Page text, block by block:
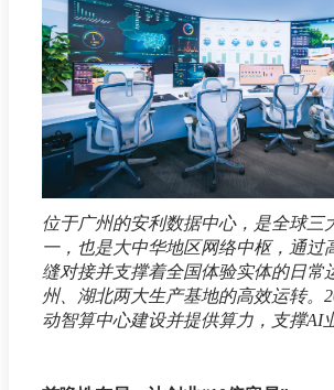
位于广州的安利数据中心，是全球三
一，也是大中华地区网络中枢，通过
缝对接并支撑着全国体验实体的日常
州、湖北两大生产基地的高效运转。
动智算中心建设并提供算力，支撑AI